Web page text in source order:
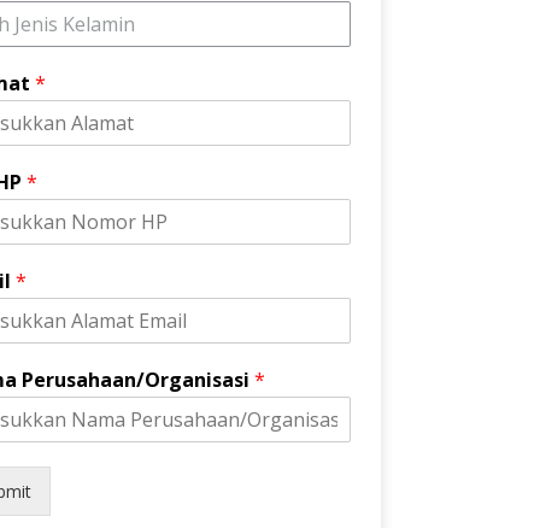
Jenis Kelamin
*
*
*
Perusahaan/Organisasi *